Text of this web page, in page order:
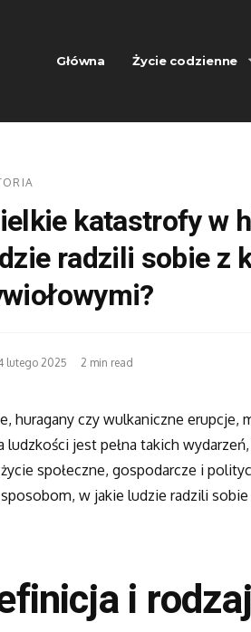
Główna Życie codzienne
katastrofy w
radzili sobie z
lutego 2025 2 min read
huragany czy wulkaniczne erupcje,
jest pełna takich
społeczne, gospodarcze i
w jakie ludzie radzili sobie
i